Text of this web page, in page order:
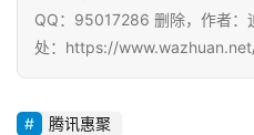
P
QQ：95017286 删除，作者：
处：https://
腾讯惠聚